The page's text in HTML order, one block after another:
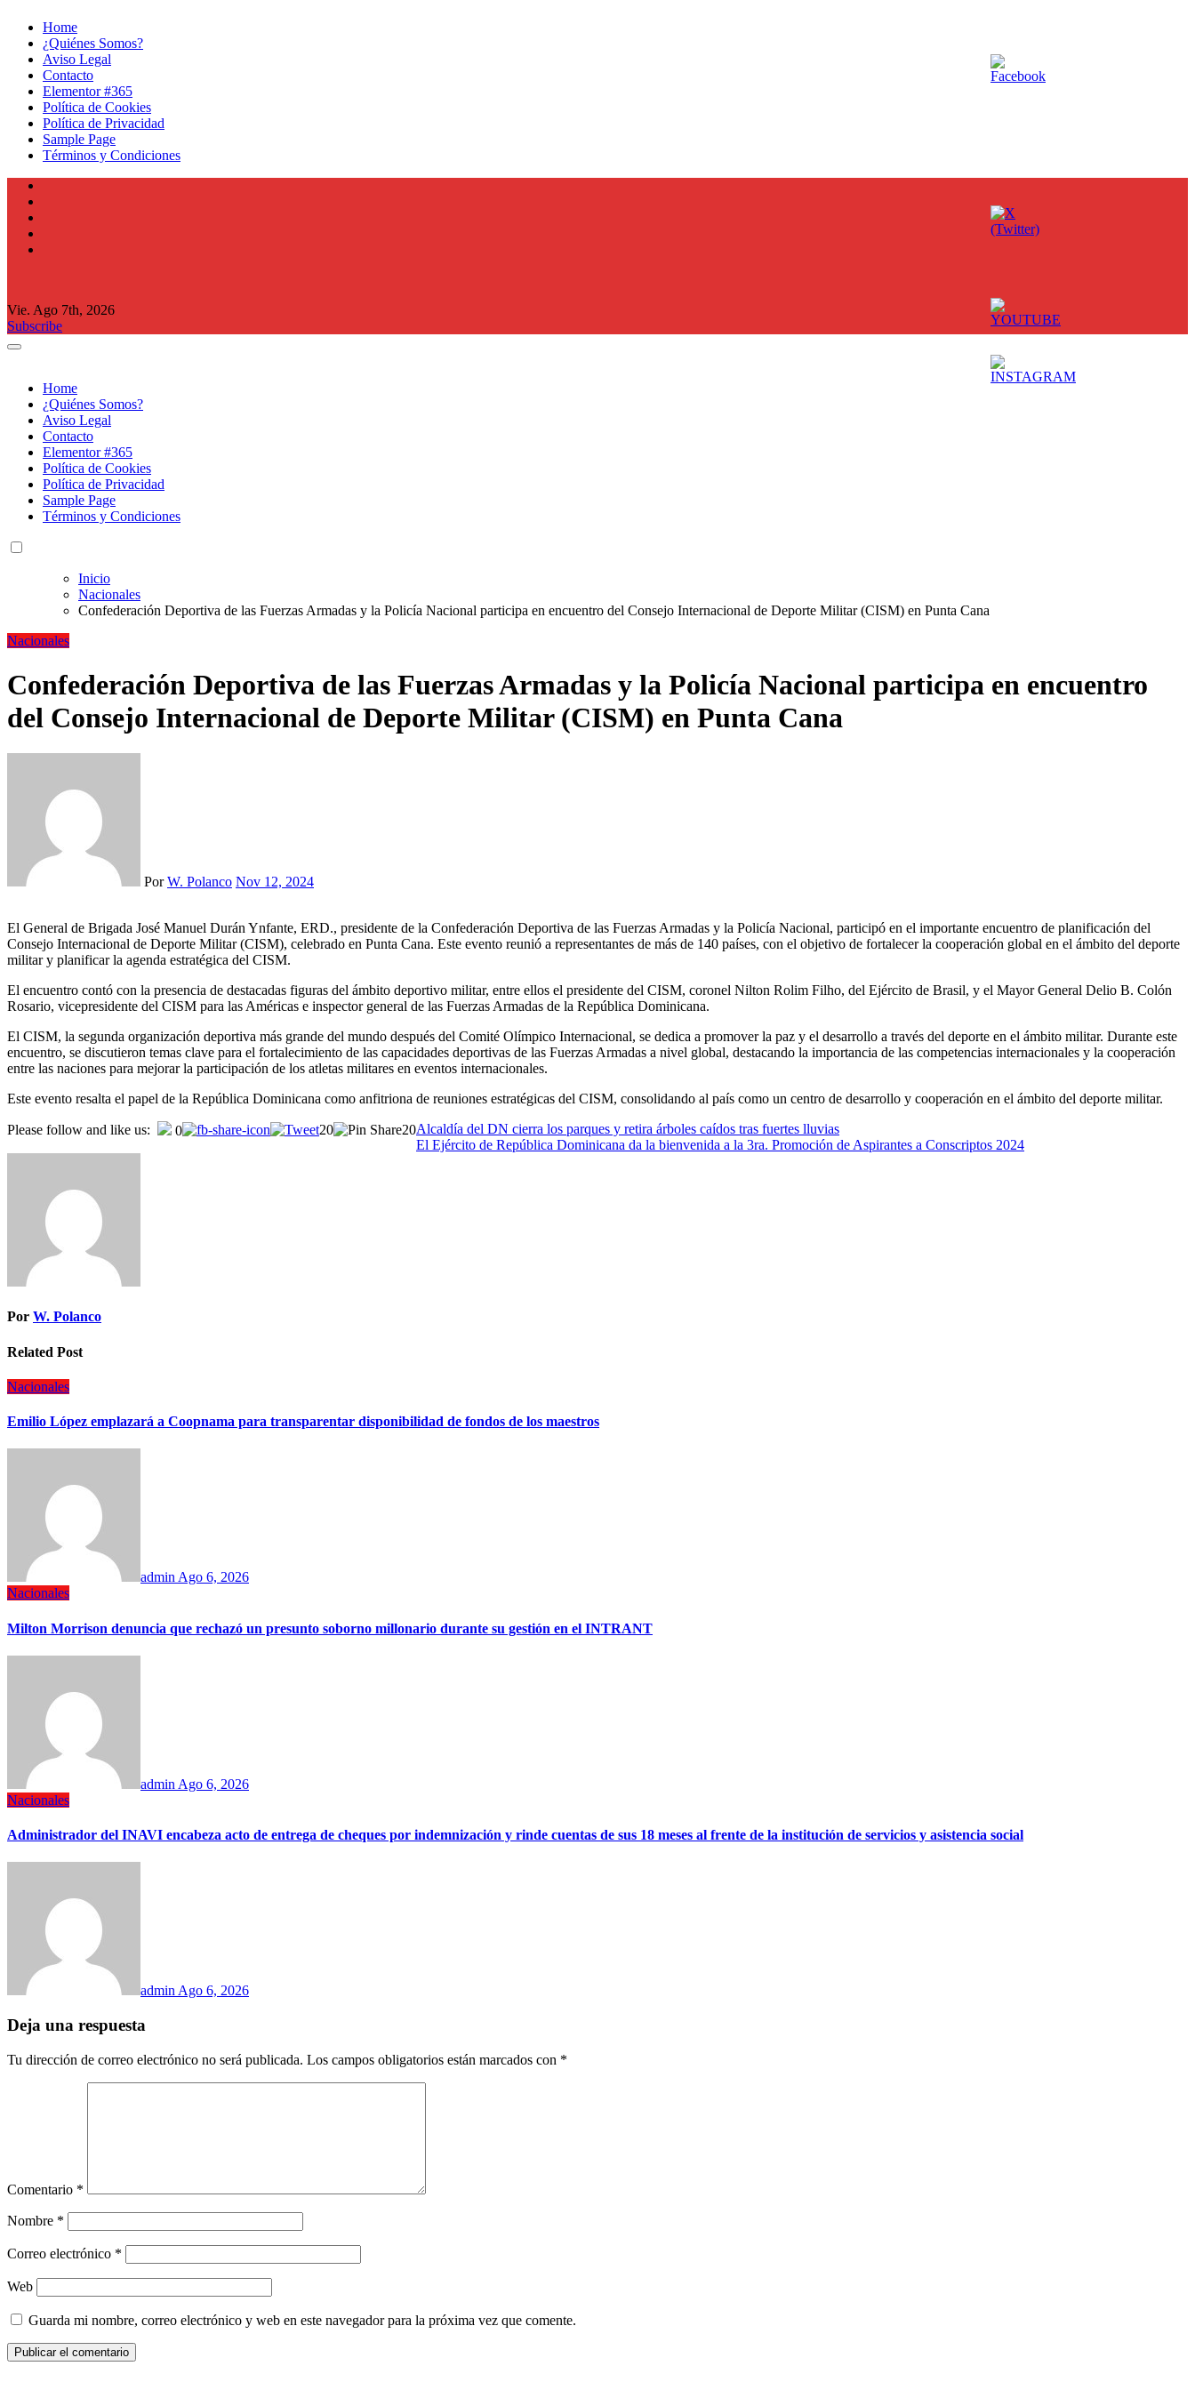
Home
¿Quiénes Somos?
Aviso Legal
Contacto
Elementor #365
Política de Cookies
Política de Privacidad
Sample Page
Términos y Condiciones
Vie. Ago 7th, 2026
Subscribe
Home
¿Quiénes Somos?
Aviso Legal
Contacto
Elementor #365
Política de Cookies
Política de Privacidad
Sample Page
Términos y Condiciones
Inicio
Nacionales
Confederación Deportiva de las Fuerzas Armadas y la Policía Nacional participa en encuentro del Consejo Internacional de Deporte Militar (CISM) en Punta Cana
Nacionales
Confederación Deportiva de las Fuerzas Armadas y la Policía Nacional participa en encuentro
del Consejo Internacional de Deporte Militar (CISM) en Punta Cana
PorW. Polanco Nov 12, 2024
El General de Brigada José Manuel Durán Ynfante, ERD., presidente de la Confederación Deportiva de las Fuerzas Armadas y la Policía Nacional, participó en el importante encuentro de planificación del
Consejo Internacional de Deporte Militar (CISM), celebrado en Punta Cana. Este evento reunió a representantes de más de 140 países, con el objetivo de fortalecer la cooperación global en el ámbito del deporte
militar y planificar la agenda estratégica del CISM.
El encuentro contó con la presencia de destacadas figuras del ámbito deportivo militar, entre ellos el presidente del CISM, coronel Nilton Rolim Filho, del Ejército de Brasil, y el Mayor General Delio B. Colón
Rosario, vicepresidente del CISM para las Américas e inspector general de las Fuerzas Armadas de la República Dominicana.
El CISM, la segunda organización deportiva más grande del mundo después del Comité Olímpico Internacional, se dedica a promover la paz y el desarrollo a través del deporte en el ámbito militar. Durante este
encuentro, se discutieron temas clave para el fortalecimiento de las capacidades deportivas de las Fuerzas Armadas a nivel global, destacando la importancia de las competencias internacionales y la cooperación
entre las naciones para mejorar la participación de los atletas militares en eventos internacionales.
Este evento resalta el papel de la República Dominicana como anfitriona de reuniones estratégicas del CISM, consolidando al país como un centro de desarrollo y cooperación en el ámbito del deporte militar.
Please follow and like us: 0 20 20Alcaldía del DN cierra los parques y retira árboles caídos tras fuertes lluvias
El Ejército de República Dominicana da la bienvenida a la 3ra. Promoción de Aspirantes a Conscriptos 2024
Por W. Polanco
Related Post
Nacionales
Emilio López emplazará a Coopnama para transparentar disponibilidad de fondos de los maestros
admin Ago 6, 2026
Nacionales
Milton Morrison denuncia que rechazó un presunto soborno millonario durante su gestión en el INTRANT
admin Ago 6, 2026
Nacionales
Administrador del INAVI encabeza acto de entrega de cheques por indemnización y rinde cuentas de sus 18 meses al frente de la institución de servicios y asistencia social
adminAgo 6, 2026
Deja una respuesta
Tu dirección de correo electrónico no será publicada. Los campos obligatorios están marcados con *
Comentario *
Nombre *
Correo electrónico *
Web
Guarda mi nombre, correo electrónico y web en este navegador para la próxima vez que comente.